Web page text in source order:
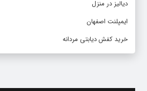
دیالیز در منزل
ایمپلنت اصفهان
خرید کفش دیابتی مردانه